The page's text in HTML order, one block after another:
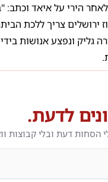
הירי על איאד וכתב:
ירושלים צריך ללכת
גליק ונפצע אנושות
לדעת.
הסחות דעת ובלי קבוצות